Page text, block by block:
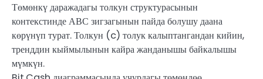
Төмөнкү даражадагы толкун структурасынын
контекстинде АВС зигзагынын пайда болушу даана
көрүнүп турат. Толкун (c) толук калыптангандан кийин,
тренддин кыймылынын кайра жанданышы байкалышы
мүмкүн.